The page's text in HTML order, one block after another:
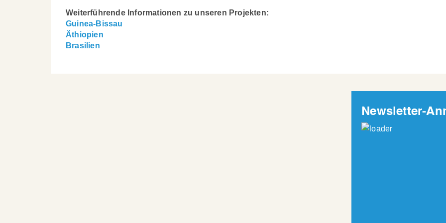
Weiterführende Informationen zu unseren Projekten:
Guinea-Bissau
Äthiopien
Brasilien
Newsletter-